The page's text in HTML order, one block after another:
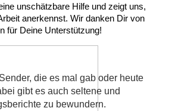
die es mal gab oder heute
gibt es auch seltene und
zu bewundern.
unschätzbare Hilfe und zeigt uns,
anerkennst. Wir danken Dir von
für Deine Unterstützung!